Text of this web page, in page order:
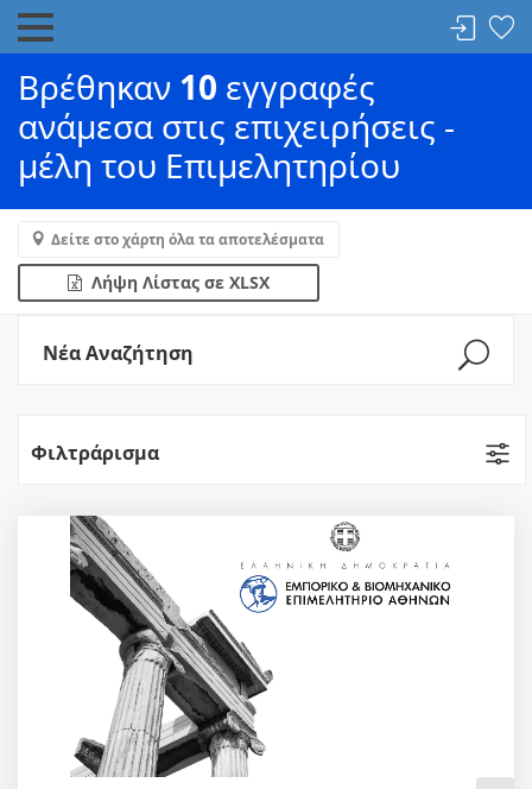
Βρέθηκαν 10 εγγραφές
ανάμεσα στις επιχειρήσεις -
μέλη του Επιμελητηρίου
Δείτε στο χάρτη όλα τα αποτελέσματα
Λήψη Λίστας σε XLSX
Νέα Αναζήτηση
Φιλτράρισμα